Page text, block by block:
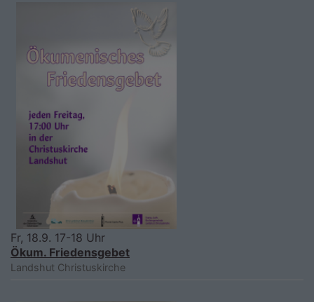
Fr, 18.9. 17-18 Uhr
Ökum. Friedensgebet
Landshut Christuskirche